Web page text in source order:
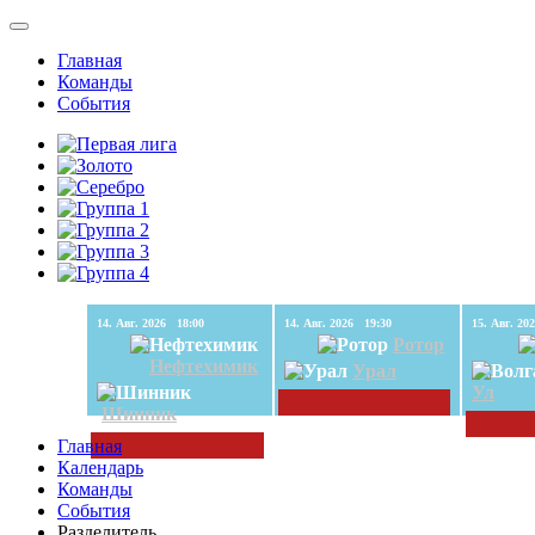
Главная
Команды
События
14. Авг. 2026 18:00
Нефтехимик
Шинник
14. Авг. 2026 19:30
Ротор
Урал
Ул
Главная
Календарь
Команды
События